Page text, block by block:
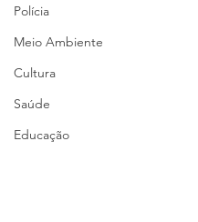
Polícia
Meio Ambiente
Cultura
Saúde
Educação